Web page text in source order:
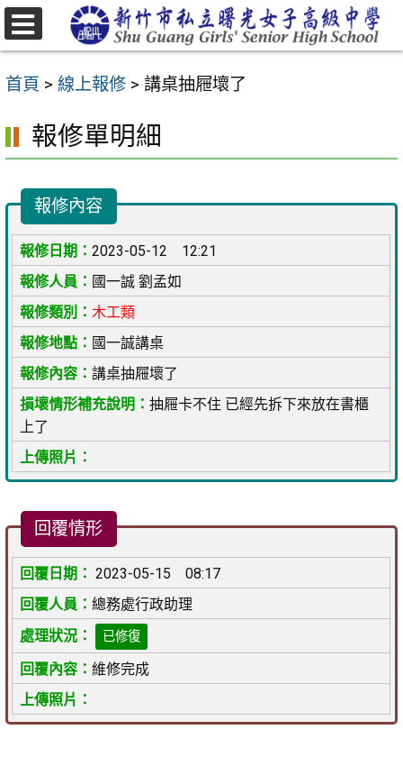
跳
至
要
容
首頁 > 線上報修 > 講桌抽屜壞了
報修單明細
報修內容
2023-05-12 12:21
國一誠 劉孟如
木工類
國一誠講桌
講桌抽屜壞了
抽屜卡不住 已經先拆下來放在書櫃
上了
回覆情形
2023-05-15 08:17
總務處行政助理
已修復
維修完成
選
單